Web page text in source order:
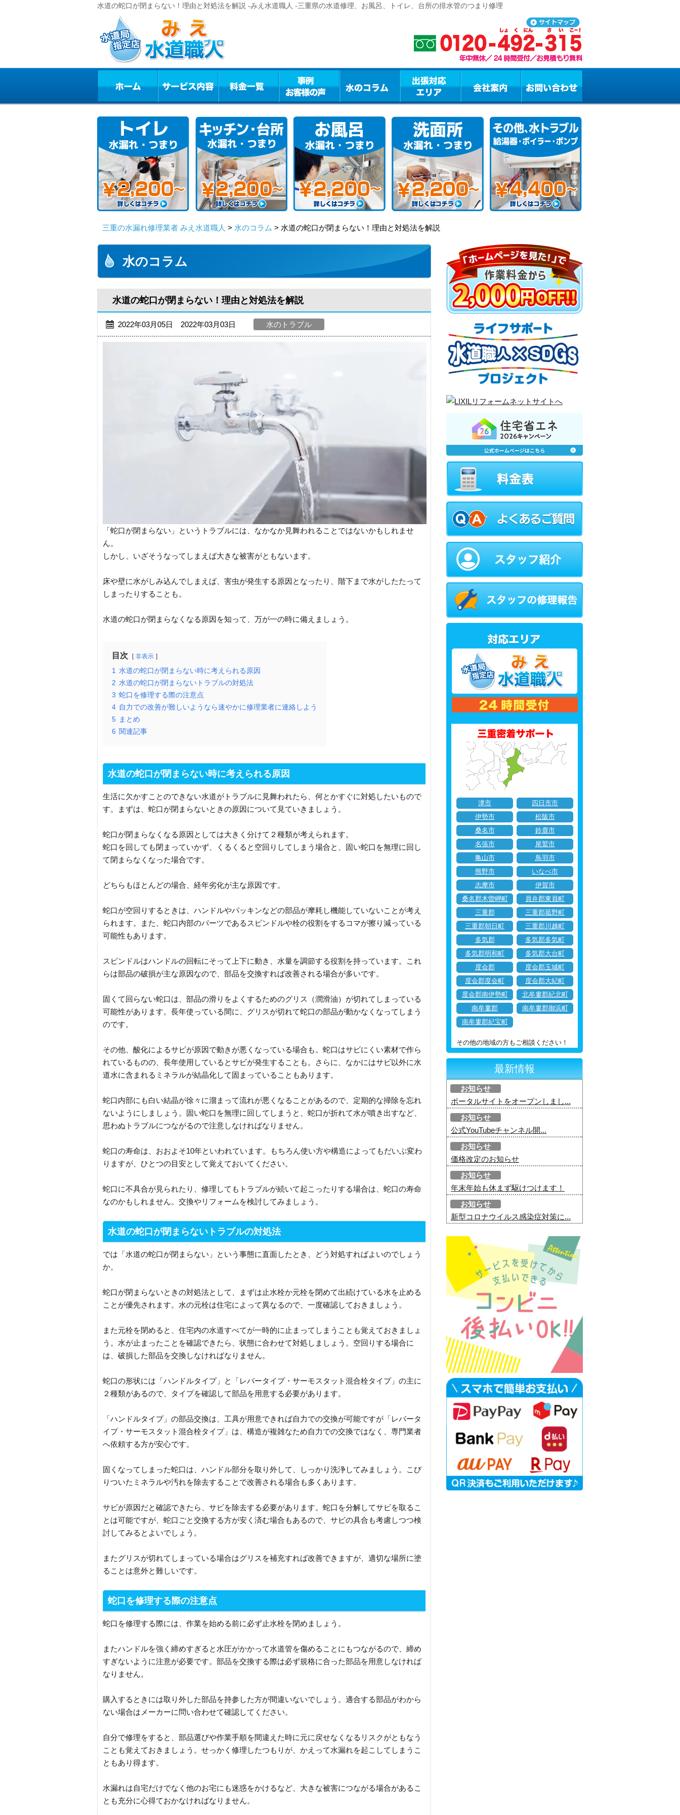
水道の蛇口が閉まらない！理由と対処法を解説 -みえ水道職人 -三重県の水道修理、お風呂、トイレ、台所の排水管のつまり修理
三重の水漏れ修理業者 みえ水道職人 > 水のコラム > 水道の蛇口が閉まらない！理由と対処法を解説
水のコラム
水道の蛇口が閉まらない！理由と対処法を解説
2022年03月05日 2022年03月03日 水のトラブル
「蛇口が閉まらない」というトラブルには、なかなか見舞われることではないかもしれませ
ん。
しかし、いざそうなってしまえば大きな被害がともないます。
床や壁に水がしみ込んでしまえば、害虫が発生する原因となったり、階下まで水がしたたって
しまったりすることも。
水道の蛇口が閉まらなくなる原因を知って、万が一の時に備えましょう。
目次 非表示
1 水道の蛇口が閉まらない時に考えられる原因
2 水道の蛇口が閉まらないトラブルの対処法
3 蛇口を修理する際の注意点
4 自力での改善が難しいようなら速やかに修理業者に連絡しよう
5 まとめ
6 関連記事
水道の蛇口が閉まらない時に考えられる原因
生活に欠かすことのできない水道がトラブルに見舞われたら、何とかすぐに対処したいもので
す。まずは、蛇口が閉まらないときの原因について見ていきましょう。
蛇口が閉まらなくなる原因としては大きく分けて２種類が考えられます。
蛇口を回しても閉まっていかず、くるくると空回りしてしまう場合と、固い蛇口を無理に回し
て閉まらなくなった場合です。
どちらもほとんどの場合、経年劣化が主な原因です。
蛇口が空回りするときは、ハンドルやパッキンなどの部品が摩耗し機能していないことが考え
られます。また、蛇口内部のパーツであるスピンドルや栓の役割をするコマが擦り減っている
可能性もあります。
スピンドルはハンドルの回転にそって上下に動き、水量を調節する役割を持っています。これ
らは部品の破損が主な原因なので、部品を交換すれば改善される場合が多いです。
固くて回らない蛇口は、部品の滑りをよくするためのグリス（潤滑油）が切れてしまっている
可能性があります。長年使っている間に、グリスが切れて蛇口の部品が動かなくなってしまう
のです。
その他、酸化によるサビが原因で動きが悪くなっている場合も。蛇口はサビにくい素材で作ら
れているものの、長年使用しているとサビが発生することも。さらに、なかにはサビ以外に水
道水に含まれるミネラルが結晶化して固まっていることもあります。
蛇口内部にも白い結晶が徐々に溜まって流れが悪くなることがあるので、定期的な掃除を忘れ
ないようにしましょう。固い蛇口を無理に回してしまうと、蛇口が折れて水が噴き出すなど、
思わぬトラブルにつながるので注意しなければなりません。
蛇口の寿命は、おおよそ10年といわれています。もちろん使い方や構造によってもだいぶ変わ
りますが、ひとつの目安として覚えておいてください。
蛇口に不具合が見られたり、修理してもトラブルが続いて起こったりする場合は、蛇口の寿命
なのかもしれません。交換やリフォームを検討してみましょう。
水道の蛇口が閉まらないトラブルの対処法
では「水道の蛇口が閉まらない」という事態に直面したとき、どう対処すればよいのでしょう
か。
蛇口が閉まらないときの対処法として、まずは止水栓か元栓を閉めて出続けている水を止める
ことが優先されます。水の元栓は住宅によって異なるので、一度確認しておきましょう。
また元栓を閉めると、住宅内の水道すべてが一時的に止まってしまうことも覚えておきましょ
う。水が止まったことを確認できたら、状態に合わせて対処しましょう。空回りする場合に
は、破損した部品を交換しなければなりません。
蛇口の形状には「ハンドルタイプ」と「レバータイプ・サーモスタット混合栓タイプ」の主に
２種類があるので、タイプを確認して部品を用意する必要があります。
「ハンドルタイプ」の部品交換は、工具が用意できれば自力での交換が可能ですが「レバータ
イプ・サーモスタット混合栓タイプ」は、構造が複雑なため自力での交換ではなく、専門業者
へ依頼する方が安心です。
固くなってしまった蛇口は、ハンドル部分を取り外して、しっかり洗浄してみましょう。こび
りついたミネラルや汚れを除去することで改善される場合も多くあります。
サビが原因だと確認できたら、サビを除去する必要があります。蛇口を分解してサビを取るこ
とは可能ですが、蛇口ごと交換する方が安く済む場合もあるので、サビの具合も考慮しつつ検
討してみるとよいでしょう。
またグリスが切れてしまっている場合はグリスを補充すれば改善できますが、適切な場所に塗
ることは意外と難しいです。
蛇口を修理する際の注意点
蛇口を修理する際には、作業を始める前に必ず止水栓を閉めましょう。
またハンドルを強く締めすぎると水圧がかかって水道管を傷めることにもつながるので、締め
すぎないように注意が必要です。部品を交換する際は必ず規格に合った部品を用意しなければ
なりません。
購入するときには取り外した部品を持参した方が間違いないでしょう。適合する部品がわから
ない場合はメーカーに問い合わせて確認してください。
自分で修理をすると、部品選びや作業手順を間違えた時に元に戻せなくなるリスクがともなう
ことも覚えておきましょう。せっかく修理したつもりが、かえって水漏れを起こしてしまうこ
ともあり得ます。
水漏れは自宅だけでなく他のお宅にも迷惑をかけるなど、大きな被害につながる場合があるこ
とも充分に心得ておかなければなりません。
津市
四日市市
伊勢市
松阪市
桑名市
鈴鹿市
名張市
尾鷲市
亀山市
鳥羽市
熊野市
いなべ市
志摩市
伊賀市
桑名郡木曽岬町
員弁郡東員町
三重郡
三重郡菰野町
三重郡朝日町
三重郡川越町
多気郡
多気郡多気町
多気郡明和町
多気郡大台町
度会郡
度会郡玉城町
度会郡度会町
度会郡大紀町
度会郡南伊勢町
北牟婁郡紀北町
南牟婁郡
南牟婁郡御浜町
南牟婁郡紀宝町
その他の地域の方もご相談ください！
最新情報
お知らせ
ポータルサイトをオープンしまし...
お知らせ
公式YouTubeチャンネル開...
お知らせ
価格改定のお知らせ
お知らせ
年末年始も休まず駆けつけます！
お知らせ
新型コロナウイルス感染症対策に...